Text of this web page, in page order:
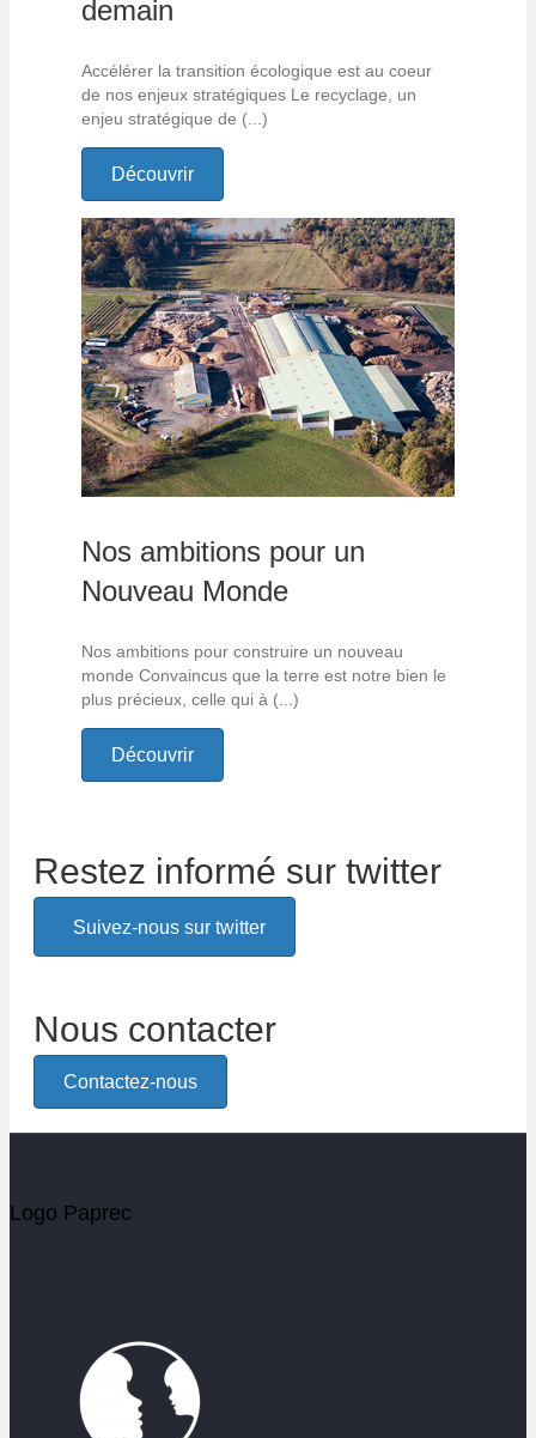
demain
Accélérer la transition écologique est au coeur
de nos enjeux stratégiques Le recyclage, un
enjeu stratégique de (...)
Découvrir
Nos ambitions pour un
Nouveau Monde
Nos ambitions pour construire un nouveau
monde Convaincus que la terre est notre bien le
plus précieux, celle qui à (...)
Découvrir
Restez informé sur twitter
Suivez-nous sur twitter
Nous contacter
Contactez-nous
Logo Paprec